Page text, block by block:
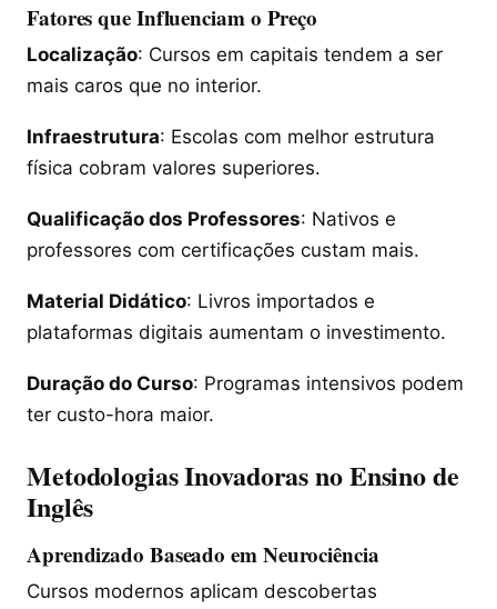
Fatores que Influenciam o Preço
Localização: Cursos em capitais tendem a ser
mais caros que no interior.
Infraestrutura: Escolas com melhor estrutura
física cobram valores superiores.
Qualificação dos Professores: Nativos e
professores com certificações custam mais.
Material Didático: Livros importados e
plataformas digitais aumentam o investimento.
Duração do Curso: Programas intensivos podem
ter custo-hora maior.
Metodologias Inovadoras no Ensino de
Inglês
Aprendizado Baseado em Neurociência
Cursos modernos aplicam descobertas